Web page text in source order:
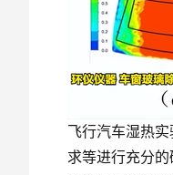
飞行汽车湿热
求等进行充分